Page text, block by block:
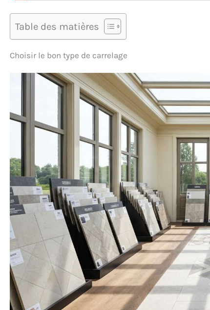
Table des matières
Choisir le bon type de carrelage